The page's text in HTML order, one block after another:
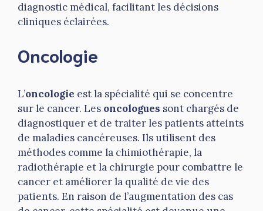
diagnostic médical, facilitant les décisions
cliniques éclairées.
Oncologie
L’oncologie est la spécialité qui se concentre
sur le cancer. Les oncologues sont chargés de
diagnostiquer et de traiter les patients atteints
de maladies cancéreuses. Ils utilisent des
méthodes comme la chimiothérapie, la
radiothérapie et la chirurgie pour combattre le
cancer et améliorer la qualité de vie des
patients. En raison de l’augmentation des cas